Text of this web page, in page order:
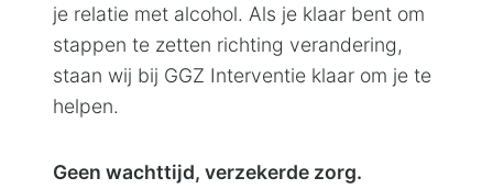
je relatie met alcohol. Als je klaar bent om
stappen te zetten richting verandering,
staan wij bij GGZ Interventie klaar om je te
helpen.
Geen wachttijd, verzekerde zorg.